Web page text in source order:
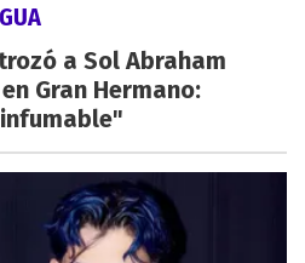
a Sol Abraham
Gran Hermano: